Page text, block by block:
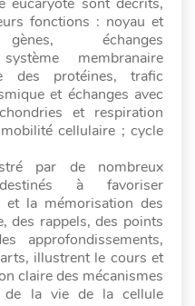
fonctions : noyau et
échanges
membranaire
des protéines, trafic
et échanges avec
et respiration
cellulaire ; cycle
par de nombreux
à favoriser
et la mémorisation des
des rappels, des points
approfondissements,
illustrent le cours et
claire des mécanismes
de la vie de la cellule